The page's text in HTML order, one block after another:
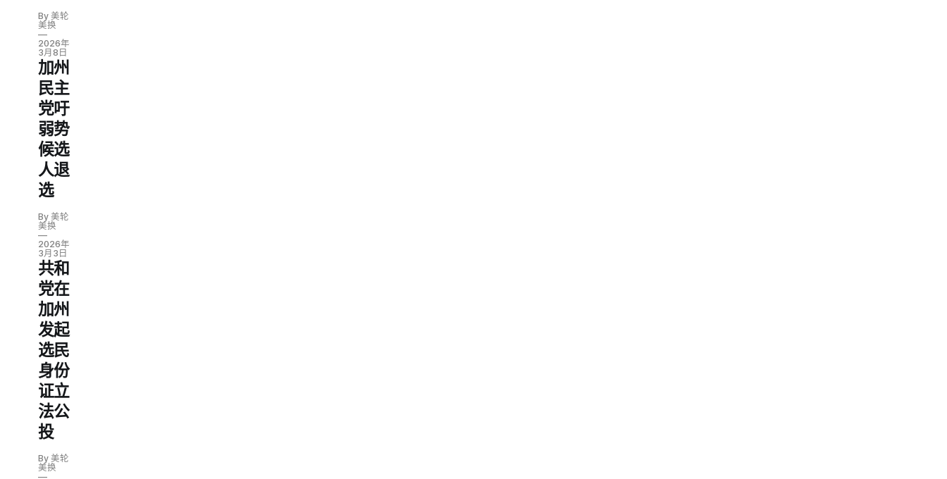
By 美轮
美换
2026年
3月8日
加州
民主
党吁
弱势
候选
人退
选
By 美轮
美换
2026年
3月3日
共和
党在
加州
发起
选民
身份
证立
法公
投
By 美轮
美换